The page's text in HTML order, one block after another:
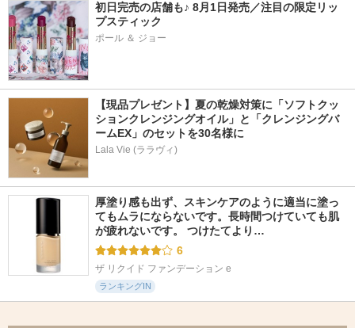
初日完売の店舗も♪ 8月1日発売／注目の限定リッ
プスティック
ポール ＆ ジョー
【現品プレゼント】夏の乾燥対策に「ソフトクッ
ションクレンジングオイル」と「クレンジングバ
ームEX」のセットを30名様に
Lala Vie (ララヴィ)
厚塗り感も出ず、スキンケアのように適当に塗っ
てもムラにならないです。長時間つけていても肌
が疲れないです。 つけたてより…
6
ザ リクイド ファンデーション e
ランキングIN